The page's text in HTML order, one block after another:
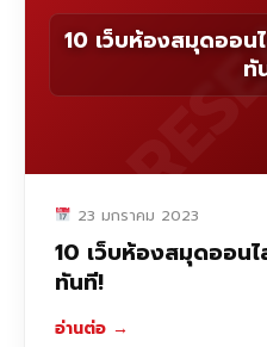
10 เว็บห้องสมุดออน
ทั
23 มกราคม 2023
10 เว็บห้องสมุดออน
ทันที!
อ่านต่อ →